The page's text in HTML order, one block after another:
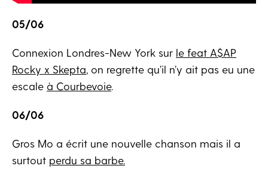
05/06
Connexion Londres-New York sur le feat A$AP
Rocky x Skepta , on regrette qu’il n’y ait pas eu une
escale à Courbevoie.
06/06
Gros Mo a écrit une nouvelle chanson mais il a
surtout perdu sa barbe.